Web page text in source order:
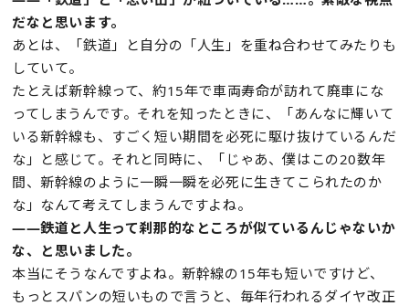
だなと思います。
あとは、「鉄道」と自分の「人生」を重ね合わせてみたりも
していて。
たとえば新幹線って、約15年で車両寿命が訪れて廃車にな
ってしまうんです。それを知ったときに、「あんなに輝いて
いる新幹線も、すごく短い期間を必死に駆け抜けているんだ
な」と感じて。それと同時に、「じゃあ、僕はこの20数年
間、新幹線のように一瞬一瞬を必死に生きてこられたのか
な」なんて考えてしまうんですよね。
——鉄道と人生って刹那的なところが似ているんじゃないか
な、と思いました。
本当にそうなんですよね。新幹線の15年も短いですけど、
もっとスパンの短いもので言うと、毎年行われるダイヤ改正